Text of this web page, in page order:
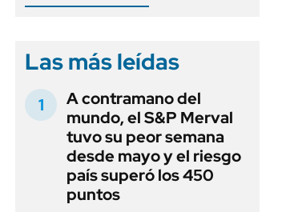
Las más leídas
A contramano del
mundo, el S&P Merval
tuvo su peor semana
desde mayo y el riesgo
país superó los 450
puntos